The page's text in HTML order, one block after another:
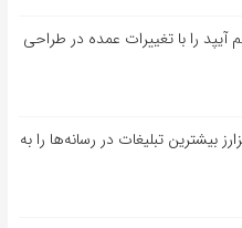
آیپد را با تغییرات عمده در طراحی
بیشترین تبلیغات در رسانه‌ها را به